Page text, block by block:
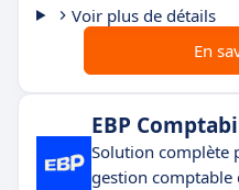
Voir plus de détails
En
EBP
Solution complète
gestion comptable